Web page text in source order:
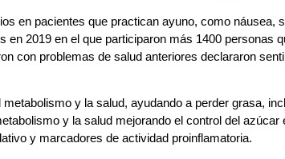
en pacientes que practican ayuno, como náusea,
2019 en el que participaron más 1400 personas
con problemas de salud anteriores declararon
y la salud, ayudando a perder grasa,
y la salud mejorando el control del
y marcadores de actividad proinflamatoria.